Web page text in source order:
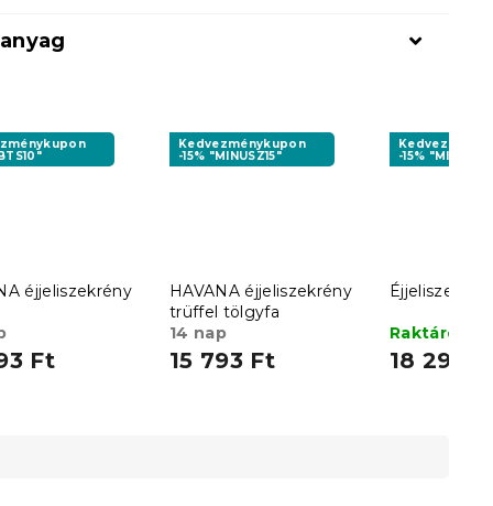
éjjeliszekrény
Ft
Kedvezménykupon
-15% "MINUSZ15"
HAVANA éjjeliszekrény
trüffel tölgyfa
14 nap
15 793 Ft
-15%
Raktáron
18 297